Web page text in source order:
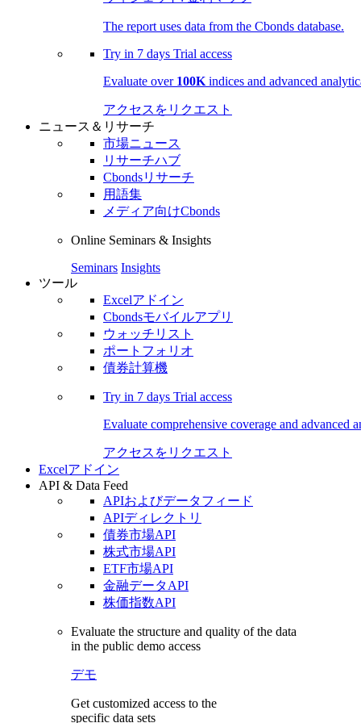
The report uses data from the Cbonds database.
Try in 7 days Trial access
Evaluate over 100K indices and advanced
アクセスをリクエスト
ニュース＆リサーチ
市場ニュース
リサーチハブ
Cbondsリサーチ
用語集
メディア向けCbonds
Online Seminars & Insights
Seminars Insights
ツール
Excelアドイン
Cbondsモバイルアプリ
ウォッチリスト
ポートフォリオ
債券計算機
Try in 7 days Trial access
Evaluate comprehensive coverage and advanced
アクセスをリクエスト
Excelアドイン
API & Data Feed
APIおよびデータフィード
APIディレクトリ
債券市場API
株式市場API
ETF市場API
金融データAPI
株価指数API
Evaluate the structure and quality of the data
in the public demo access
デモ
Get customized access to the
specific data sets